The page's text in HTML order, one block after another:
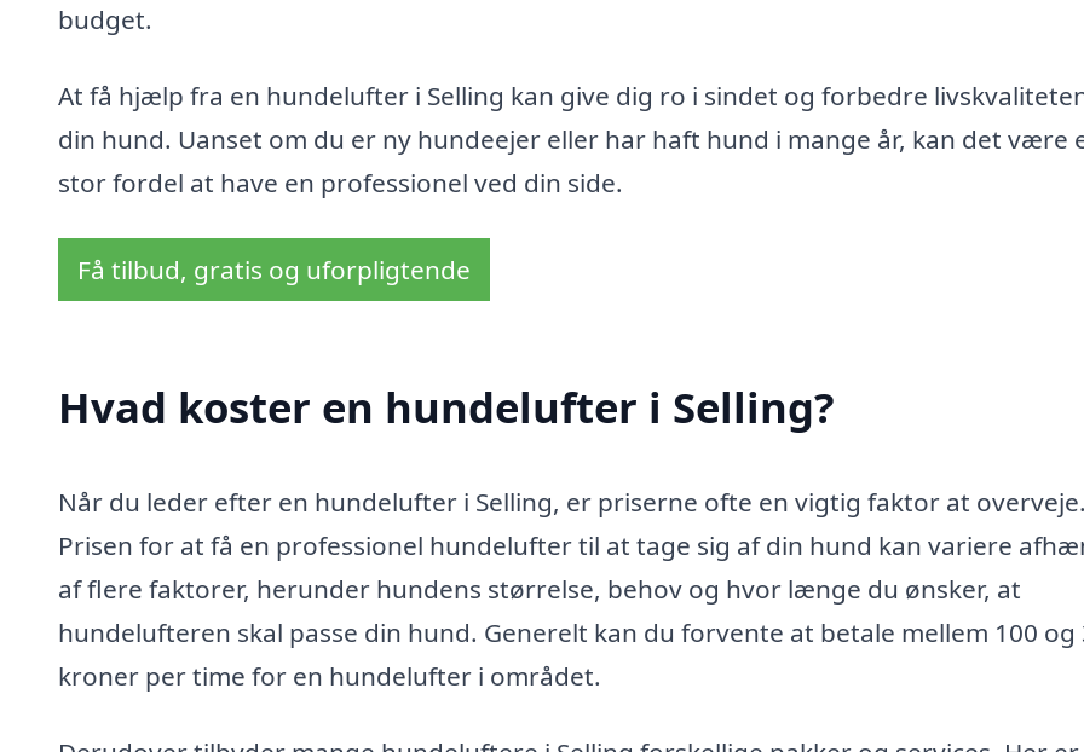
budget.
At få hjælp fra en hundelufter i Selling kan give dig ro i sindet og forbedre
din hund. Uanset om du er ny hundeejer eller har haft hund i mange år, kan det være
stor fordel at have en professionel ved din side.
Få tilbud, gratis og uforpligtende
Hvad koster en hundelufter i Selling?
Når du leder efter en hundelufter i Selling, er priserne ofte en vigtig faktor at overveje.
Prisen for at få en professionel hundelufter til at tage sig af din hund kan variere
af flere faktorer, herunder hundens størrelse, behov og hvor længe du ønsker, at
hundelufteren skal passe din hund. Generelt kan du forvente at betale mellem 100 og
kroner per time for en hundelufter i området.